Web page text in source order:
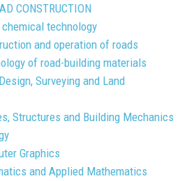
CONSTRUCTION
technology
and operation of roads
of road-building materials
Surveying and Land
Structures and Building Mechanics
Graphics
and Applied Mathematics